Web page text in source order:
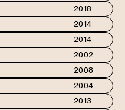
2018
2014
2014
2002
2008
2004
2013